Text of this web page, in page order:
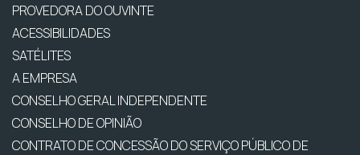
PROVEDORA DO OUVINTE
ACESSIBILIDADES
SATÉLITES
A EMPRESA
CONSELHO GERAL INDEPENDENTE
CONSELHO DE OPINIÃO
CONTRATO DE CONCESSÃO DO SERVIÇO PÚBLICO DE